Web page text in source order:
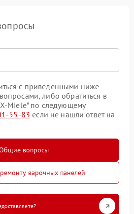
с приведенными ниже
либо обратиться в
Miele” по следующему
55-83 если не нашли ответ на
вопросы
варочных панелей